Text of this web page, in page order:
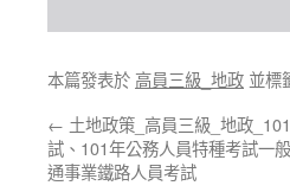
本篇發表於 高員三級_地政 並標
← 土地政策_高員三級_地政
試、101年公務人員特種考試一
通事業鐵路人員考試